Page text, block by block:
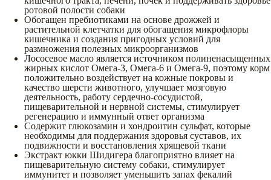
ротовой полости собаки
Обогащен пребиотиками на основе дрожжей и
растительной клетчатки для обогащения микрофлоры
кишечника и создания пригодных условий для
размножения полезных микроорганизмов
Лососевое масло является источником полиненасыщенных
жирных кислот Омега-3, Омега-6 и Омега-9, поэтому корм
положительно воздействует на кожные покровы и
качество шерсти животного, улучшает мозговую
деятельность, работу сердечно-сосудистой,
пищеварительной и нервной системы, стимулирует
регенерацию и иммунный ответ организма
Содержит глюкозамин и хондроитин сульфат, которые
необходимы для поддержания здоровья суставов, их
подвижности и восстановления хрящевой ткани
Экстракт юкки Шидигера благоприятно влияет на
пищеварительную систему собаки, стимулирует
иммунитет и позволяет уменьшить запах фекалий